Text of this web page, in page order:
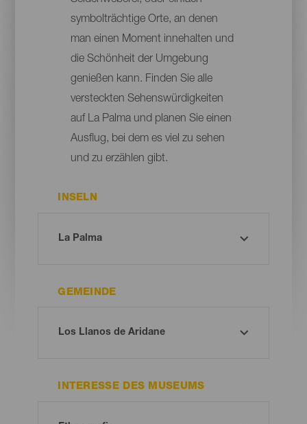
symbolträchtige Orte, an denen
man einen Moment innehalten und
die Schönheit der Umgebung
genießen kann. Finden Sie alle
versteckten Sehenswürdigkeiten
auf La Palma und planen Sie einen
Ausflug, bei dem es viel zu sehen
und zu erzählen gibt.
INSELN
GEMEINDE
INTERESSE DES MUSEUMS